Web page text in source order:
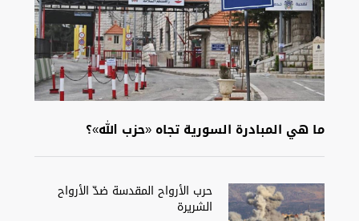
ما هي المبادرة السورية تجاه «حزب الله»؟
حرب الأرواح المقدسة ضدّ الأرواح
الشريرة